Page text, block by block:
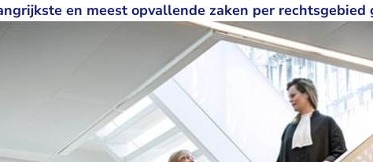
en meest opvallende zaken per rechtsgebied